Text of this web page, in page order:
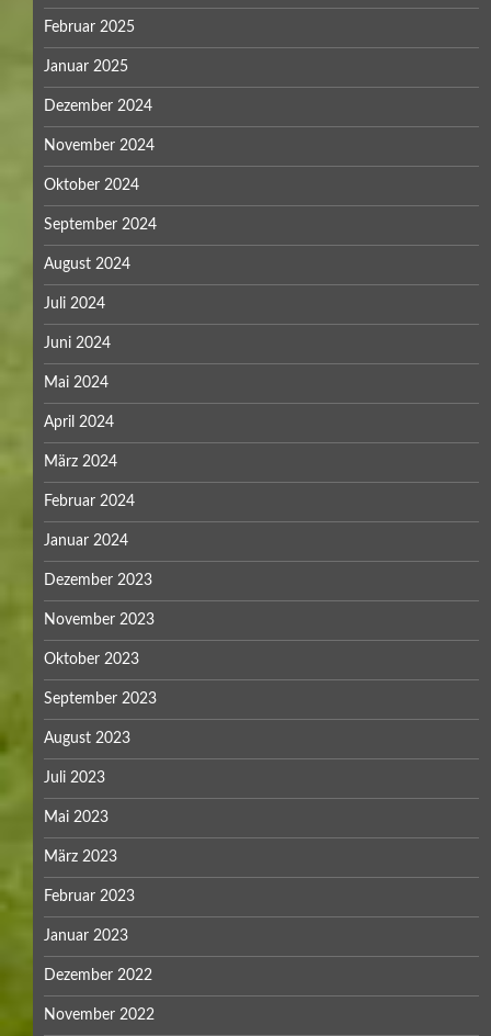
Februar 2025
Januar 2025
Dezember 2024
November 2024
Oktober 2024
September 2024
August 2024
Juli 2024
Juni 2024
Mai 2024
April 2024
März 2024
Februar 2024
Januar 2024
Dezember 2023
November 2023
Oktober 2023
September 2023
August 2023
Juli 2023
Mai 2023
März 2023
Februar 2023
Januar 2023
Dezember 2022
November 2022